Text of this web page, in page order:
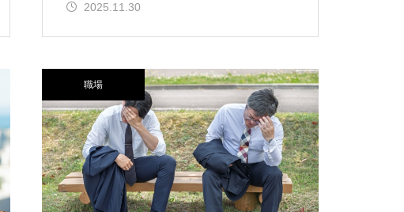
2025.11.30
職場